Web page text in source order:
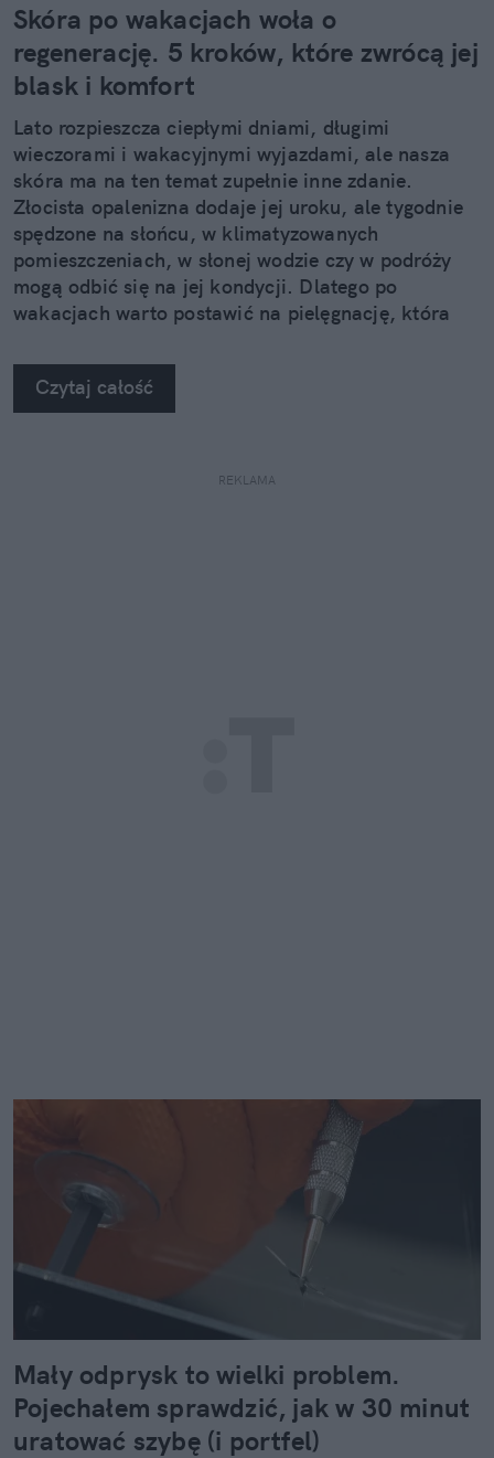
Skóra po wakacjach woła o
regenerację. 5 kroków, które zwrócą jej
blask i komfort
Lato rozpieszcza ciepłymi dniami, długimi
wieczorami i wakacyjnymi wyjazdami, ale nasza
skóra ma na ten temat zupełnie inne zdanie.
Złocista opalenizna dodaje jej uroku, ale tygodnie
spędzone na słońcu, w klimatyzowanych
pomieszczeniach, w słonej wodzie czy w podróży
mogą odbić się na jej kondycji. Dlatego po
wakacjach warto postawić na pielęgnację, która
jak pięć kosmetyków z linii Neuro Adapt marki
Clochee może pomóc skórze odzyskać równowagę.
Czytaj całość
REKLAMA
Mały odprysk to wielki problem.
Pojechałem sprawdzić, jak w 30 minut
uratować szybę (i portfel)